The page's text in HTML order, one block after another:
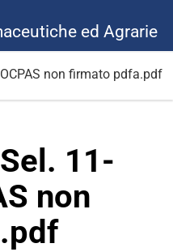
ed Agrarie
non firmato pdfa.pdf
11-
non